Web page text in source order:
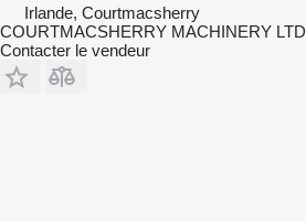
Irlande, Courtmacsherry
COURTMACSHERRY MACHINERY LTD
Contacter le vendeur